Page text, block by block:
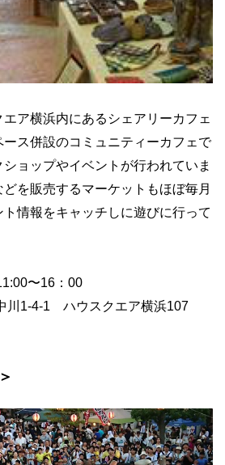
ア横浜内にあるシェアリーカフェ
ス併設のコミュニティーカフェで
ョップやイベントが行われていま
を販売するマーケットもほぼ毎月
情報をキャッチしに遊びに行って
〜16：00
川1-4-1 ハウスクエア横浜107